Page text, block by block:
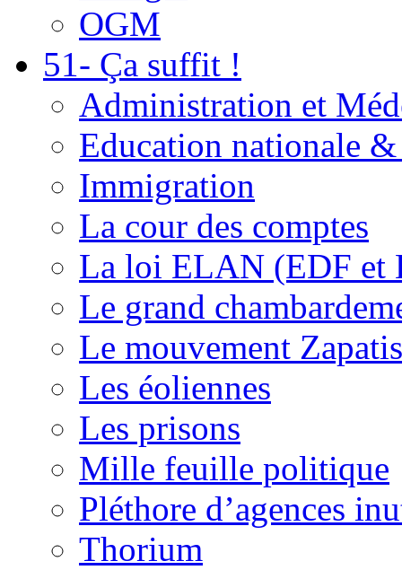
OGM
51- Ça suffit !
Administration et
Education nationale
Immigration
La cour des comptes
La loi ELAN (EDF et
Le grand
Le mouvement
Les éoliennes
Les prisons
Mille feuille politique
Pléthore d’agences
Thorium